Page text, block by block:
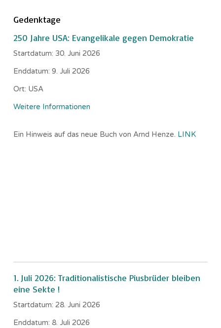
Gedenktage
250 Jahre USA: Evangelikale gegen Demokratie
Startdatum: 30. Juni 2026
Enddatum: 9. Juli 2026
Ort: USA
Weitere Informationen
Ein Hinweis auf das neue Buch von Arnd Henze. LINK
1. Juli 2026: Traditionalistische Piusbrüder bleiben
eine Sekte !
Startdatum: 28. Juni 2026
Enddatum: 8. Juli 2026